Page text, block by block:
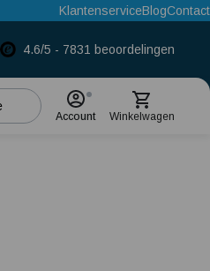
KlantenserviceBlogContact
4.6/5 - 7831 beoordelingen
Account Winkelwagen